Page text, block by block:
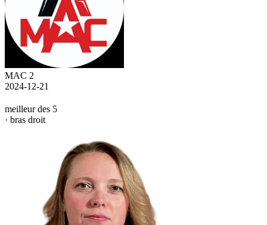
MAC 2
2024-12-21
meilleur des 5
· bras droit